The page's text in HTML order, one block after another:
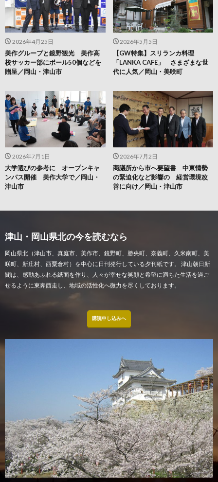
2026年7月2日
商議所から市へ要望書 中東情勢
の緊迫化など影響の 経営環境改
善に向け／岡山・津山市
2026年7月1日
大学選びの参考に オープンキャ
ンパス開催 美作大学で／岡山・
津山市
2026年5月5日
【GW特集】スリランカ料理
「LANKA CAFE」 さまざまな世
代に人気／岡山・美咲町
2026年4月25日
美作グループと鏡野観光 美作高
校サッカー部にボール50個などを
贈呈／岡山・津山市
津山・岡山県北の今を読むなら
岡山県北（津山市、真庭市、美作市、鏡野町、勝央町、奈義町、久米南町、美
咲町、新庄村、西粟倉村）を中心に日刊発行している夕刊紙です。 津山朝日新
聞は、感動あふれる紙面を作り、人々が幸せな笑顔と希望に満ちた生活を過ご
せるように東奔西走し、地域の活性化へ微力を尽くしております。
購読申し込みへ